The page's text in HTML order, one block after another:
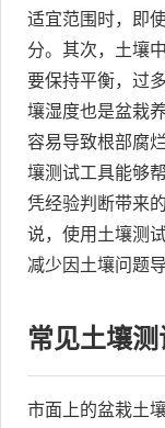
适宜范围时，即
分。其次，土壤
要保持平衡，过
壤湿度也是盆栽
容易导致根部腐
壤测试工具能够
凭经验判断带来
说，使用土壤测
减少因土壤问题
常见土壤
市面上的盆栽土